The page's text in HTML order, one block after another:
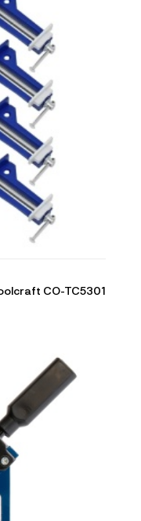
CO-TC5301